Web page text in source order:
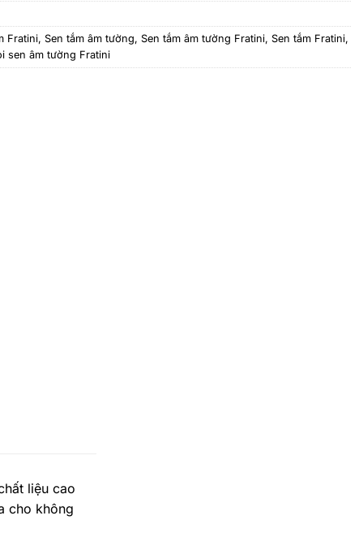
Fratini, Sen tắm âm tường, Sen tắm âm tường Fratini, Sen tắm Fratini,
sen âm tường Fratini
liệu cao
cho không